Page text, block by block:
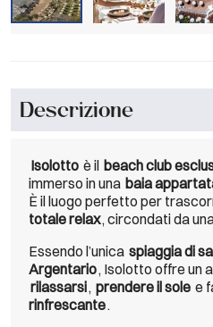
Descrizione
Isolotto è il beach club
immerso in una baia
È il luogo perfetto per
totale relax, circondati da
Essendo l’unica spiaggia di
Argentario, Isolotto offre un
rilassarsi, prendere il sole e
rinfrescante.